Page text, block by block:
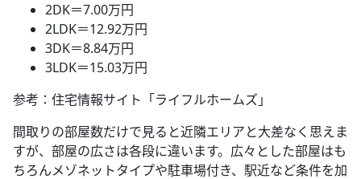
2DK＝7.00万円
2LDK＝12.92万円
3DK＝8.84万円
3LDK＝15.03万円
参考：住宅情報サイト「ライフルホームズ」
間取りの部屋数だけで見ると近隣エリアと大差なく思えま
すが、部屋の広さは各段に違います。広々とした部屋はも
ちろんメゾネットタイプや駐車場付き、駅近など条件を加